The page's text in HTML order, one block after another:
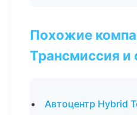
Похожие
Трансмиссия и
Автоцентр Hybrid